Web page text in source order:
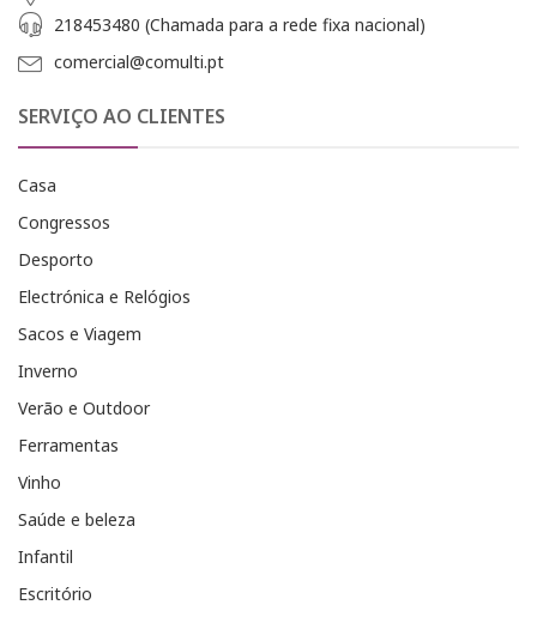
218453480 (Chamada para a rede fixa nacional)
comercial@comulti.pt
SERVIÇO AO CLIENTES
Casa
Congressos
Desporto
Electrónica e Relógios
Sacos e Viagem
Inverno
Verão e Outdoor
Ferramentas
Vinho
Saúde e beleza
Infantil
Escritório